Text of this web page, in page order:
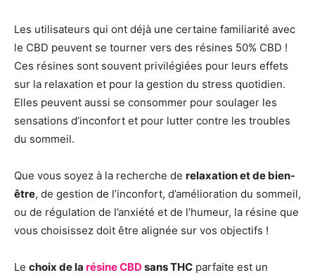
Les utilisateurs qui ont déjà une certaine familiarité avec
le CBD peuvent se tourner vers des résines 50% CBD !
Ces résines sont souvent privilégiées pour leurs effets
sur la relaxation et pour la gestion du stress quotidien.
Elles peuvent aussi se consommer pour soulager les
sensations d’inconfort et pour lutter contre les troubles
du sommeil.
Que vous soyez à la recherche de relaxation et de bien-
être, de gestion de l’inconfort, d’amélioration du sommeil,
ou de régulation de l’anxiété et de l’humeur, la résine que
vous choisissez doit être alignée sur vos objectifs !
Le choix de la résine CBD sans THC parfaite est un